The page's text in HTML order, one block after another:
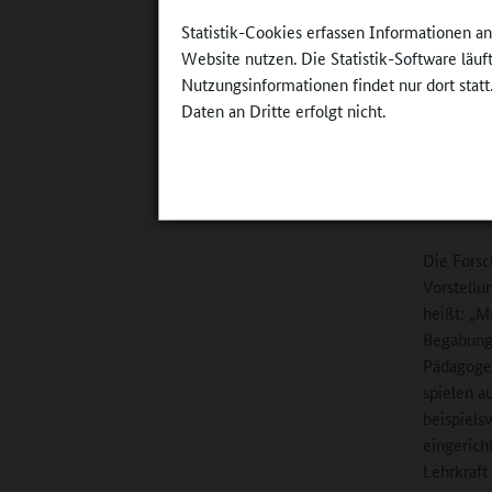
Statistik-Cookies erfassen Informationen
Website nutzen. Die Statistik-Software
Nutzungsinformationen findet nur dort
Daten an Dritte erfolgt nicht.
Prof.
©Redaktion
in
Die
heißt:
spielen